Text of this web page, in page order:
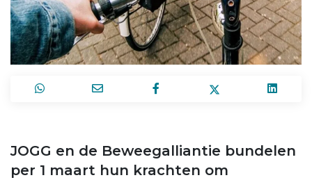
JOGG en de Beweegalliantie bundelen
per 1 maart hun krachten om